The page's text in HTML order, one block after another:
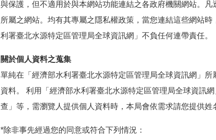
與保護，但不適用於與本網站功能連結之各政府機關網站。
所屬之網站。均有其專屬之隱私權政策，當您連結這些網站
利署臺北水源特定區管理局全球資訊網」不負任何連帶責任。
關於個人資料之蒐集
單純在「經濟部水利署臺北水源特定區管理局全球資訊網」
資料。 利用「經濟部水利署臺北水源特定區管理局全球資訊
查」等，需瀏覽人提供個人資料時，本局會依需求請您提供
*除非事先經過您的同意或符合下列情況：